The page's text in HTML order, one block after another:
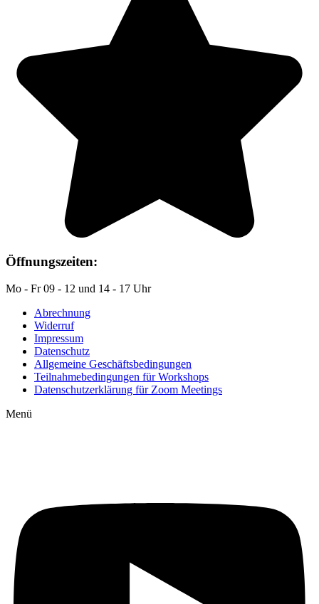
Öffnungszeiten:
Mo - Fr 09 - 12 und 14 - 17 Uhr
Abrechnung
Widerruf
Impressum
Datenschutz
Allgemeine Geschäftsbedingungen
Teilnahmebedingungen für Workshops
Datenschutzerklärung für Zoom Meetings
Menü